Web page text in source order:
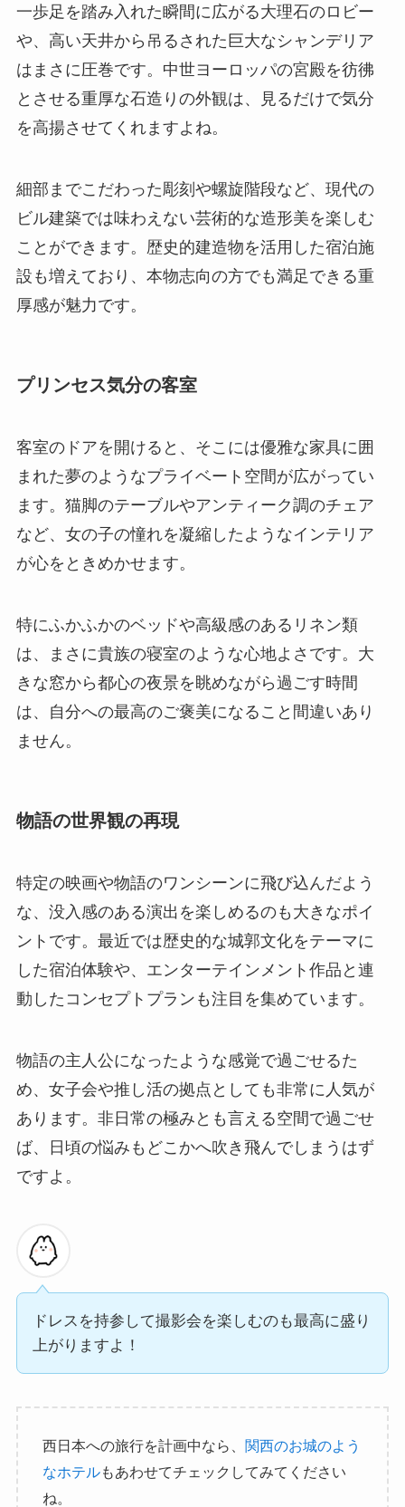
一歩足を踏み入れた瞬間に広がる大理石のロビー
や、高い天井から吊るされた巨大なシャンデリア
はまさに圧巻です。中世ヨーロッパの宮殿を彷彿
とさせる重厚な石造りの外観は、見るだけで気分
を高揚させてくれますよね。
細部までこだわった彫刻や螺旋階段など、現代の
ビル建築では味わえない芸術的な造形美を楽しむ
ことができます。歴史的建造物を活用した宿泊施
設も増えており、本物志向の方でも満足できる重
厚感が魅力です。
プリンセス気分の客室
客室のドアを開けると、そこには優雅な家具に囲
まれた夢のようなプライベート空間が広がってい
ます。猫脚のテーブルやアンティーク調のチェア
など、女の子の憧れを凝縮したようなインテリア
が心をときめかせます。
特にふかふかのベッドや高級感のあるリネン類
は、まさに貴族の寝室のような心地よさです。大
きな窓から都心の夜景を眺めながら過ごす時間
は、自分への最高のご褒美になること間違いあり
ません。
物語の世界観の再現
特定の映画や物語のワンシーンに飛び込んだよう
な、没入感のある演出を楽しめるのも大きなポイ
ントです。最近では歴史的な城郭文化をテーマに
した宿泊体験や、エンターテインメント作品と連
動したコンセプトプランも注目を集めています。
物語の主人公になったような感覚で過ごせるた
め、女子会や推し活の拠点としても非常に人気が
あります。非日常の極みとも言える空間で過ごせ
ば、日頃の悩みもどこかへ吹き飛んでしまうはず
ですよ。
ドレスを持参して撮影会を楽しむのも最高に盛り
上がりますよ！
西日本への旅行を計画中なら、 関西のお城のよう
なホテルもあわせてチェックしてみてください
ね。